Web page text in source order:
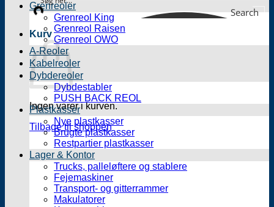
Search
Kurv
Ingen varer i kurven.
Tilbage til shoppen
Grenreoler
Grenreol King
Grenreol Raisen
Grenreol OWO
A-Reoler
Kabelreoler
Dybdereoler
Dybdestabler
PUSH BACK REOL
Plastkasser
Nye plastkasser
Brugte plastkasser
Restpartier plastkasser
Lager & Kontor
Trucks, palleløftere og stablere
Fejemaskiner
Transport- og gitterrammer
Makulatorer